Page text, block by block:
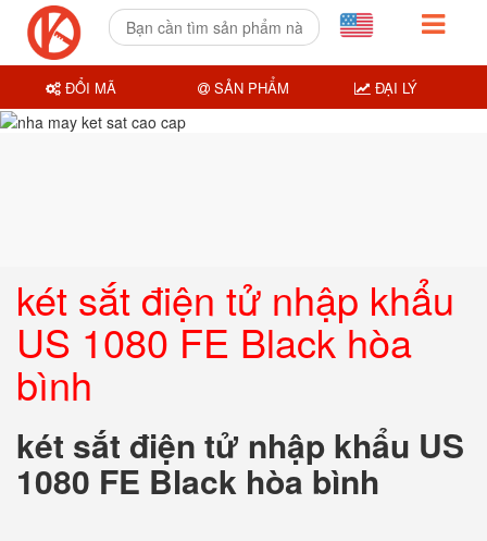
két sắt điện tử nhập khẩu
US 1080 FE Black hòa
bình
két sắt điện tử nhập khẩu US
1080 FE Black hòa bình
ĐỔI MÃ SẢN PHẨM ĐẠI LÝ